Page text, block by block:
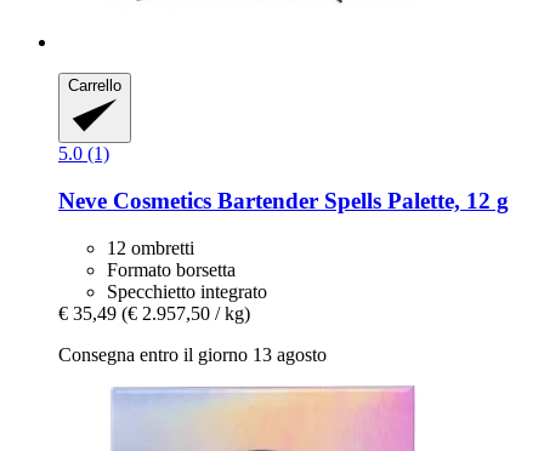
Carrello
5.0 (1)
Neve Cosmetics Bartender Spells Palette, 12 g
12 ombretti
Formato borsetta
Specchietto integrato
€ 35,49 (€ 2.957,50 / kg)
Consegna entro il giorno 13 agosto